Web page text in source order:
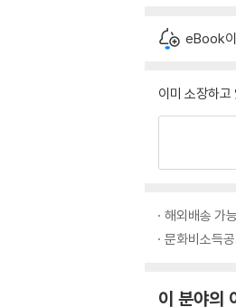
eBook이
이미 소장하고
해외배송 가능
문화비소득
이 분야의